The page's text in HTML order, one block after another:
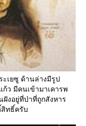
เยซู ด้านล่างมีรูป
ว มีคนเข้ามาเคารพ
ฝังอยู่ที่ป่าที่ถูกสังหาร
ทธิ์ครับ